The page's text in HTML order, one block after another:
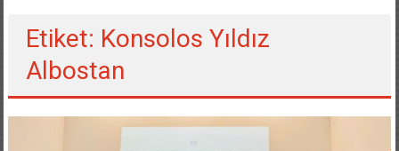
Etiket: Konsolos Yıldız
Albostan